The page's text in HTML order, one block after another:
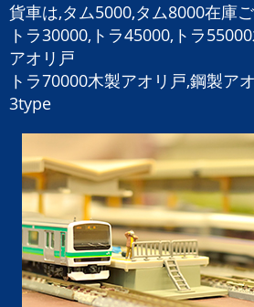
貨車は,タム5000,タム8000在庫ご
トラ30000, トラ45000, トラ
アオリ戸
トラ70000木製アオリ戸,鋼製ア
3type